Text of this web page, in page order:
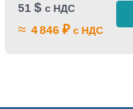
51 $ с НДС
≈ 4 846 ₽ с НДС